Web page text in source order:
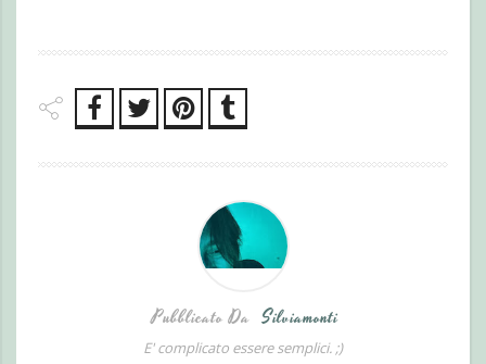
Pubblicato Da Silviamonti
E' complicato essere semplici. ;)